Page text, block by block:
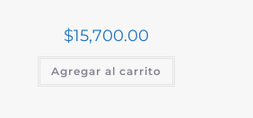
$15,700.00
Agregar al carrito